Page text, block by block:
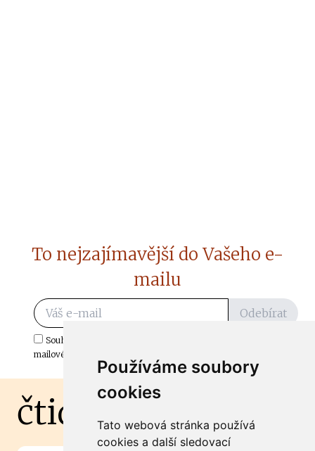
Používáme soubory
cookies
Tato webová stránka používá
cookies a další sledovací
To nejzajímavější do Vašeho e-
mailu
Odebírat
Souhlasím s odběrem důležitých zpráv ze ČtiDoma.cz do mé e-
mailové schránky.
čtidoma.cz